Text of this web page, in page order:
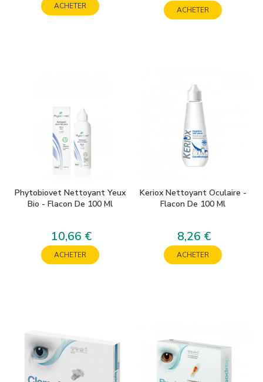
ACHETER ACHETER
Phytobiovet Nettoyant Yeux
Bio - Flacon De 100 Ml
Prix
10,66 €
ACHETER
Keriox Nettoyant Oculaire -
Flacon De 100 Ml
Prix
8,26 €
ACHETER